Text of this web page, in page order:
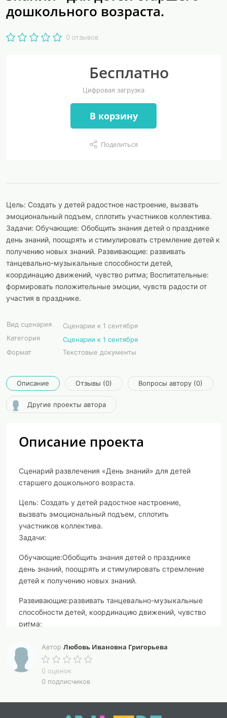
дошкольного возраста.
0 отзывов
Бесплатно
Цифровая загрузка
В корзину
Поделиться
Цель: Создать у детей радостное настроение, вызвать
эмоциональный подъем, сплотить участников коллектива.
Задачи: Обучающие: Обобщить знания детей о празднике
день знаний, поощрять и стимулировать стремление детей к
получению новых знаний. Развивающие: развивать
танцевально-музыкальные способности детей,
координацию движений, чувство ритма; Воспитательные:
формировать положительные эмоции, чувств радости от
участия в празднике.
Вид сценария
Сценарии к 1 сентября
Категория
Сценарии к 1 сентября
Формат
Текстовые документы
Описание Отзывы (0) Вопросы автору (0)
Другие проекты автора
Описание проекта
Сценарий развлечения «День знаний» для детей
старшего дошкольного возраста.
Цель: Создать у детей радостное настроение,
вызвать эмоциональный подъем, сплотить
участников коллектива.
Задачи:
Обучающие:Обобщить знания детей о празднике
день знаний, поощрять и стимулировать стремление
детей к получению новых знаний.
Развивающие:развивать танцевально-музыкальные
способности детей, координацию движений, чувство
ритма;
Воспитательные:формировать положительные
эмоции, чувств радости от участия в празднике.
Ход развлечения.
Автор Любовь Ивановна Григорьева
0 оценок
0 подписчиков